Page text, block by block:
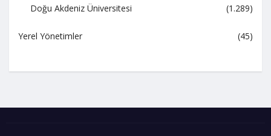
Doğu Akdeniz Üniversitesi
(1.289)
Yerel Yönetimler (45)